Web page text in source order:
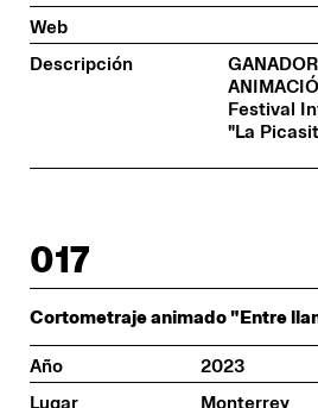
Web
Descripción
Festival
"La
017
Cortometraje animado "Entre
Año
2023